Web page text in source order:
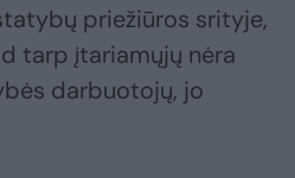
priežiūros srityje,
tarp įtariamųjų nėra
darbuotojų, jo